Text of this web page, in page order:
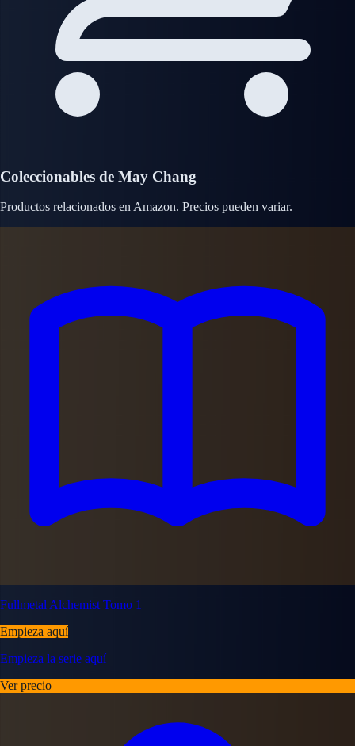
Coleccionables de May Chang
Productos relacionados en Amazon. Precios pueden variar.
Fullmetal Alchemist Tomo 1
Empieza aquí
Empieza la serie aquí
Ver precio